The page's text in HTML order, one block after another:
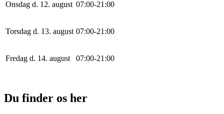
Onsdag d. 12. august 07:00-21 :00
Torsdag d. 13. august 07:00-21 :00
Fredag d. 14. august 07:00-21 :00
Du finder os her